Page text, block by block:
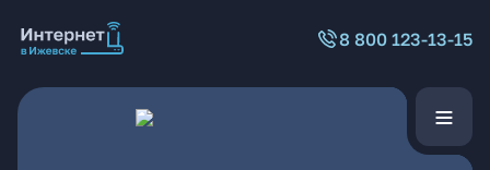
8 800 123-13-15